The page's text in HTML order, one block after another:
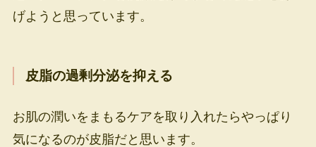
げようと思っています。
皮脂の過剰分泌を抑える
お肌の潤いをまもるケアを取り入れたらやっぱり
気になるのが皮脂だと思います。